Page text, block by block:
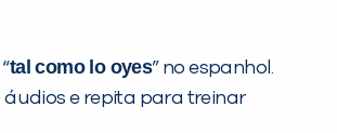
“tal como lo oyes” no espanhol.
áudios e repita para treinar